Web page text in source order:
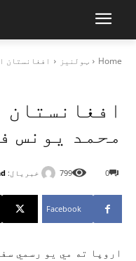
Home ټولنیز افغانستان
محمد یونس
خبریال: 0
799
Facebook
اروپا ته مي يو رسمي